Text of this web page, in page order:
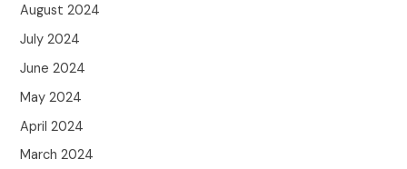
August 2024
July 2024
June 2024
May 2024
April 2024
March 2024